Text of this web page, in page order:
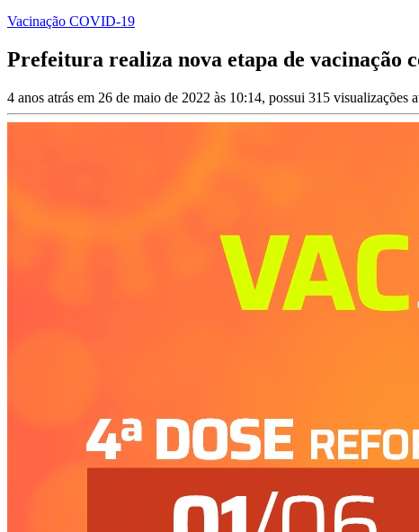
Vacinação COVID-19
Prefeitura realiza nova etapa de vacinação
4 anos atrás em 26 de maio de 2022 às 10:14, possui 315 visualizações